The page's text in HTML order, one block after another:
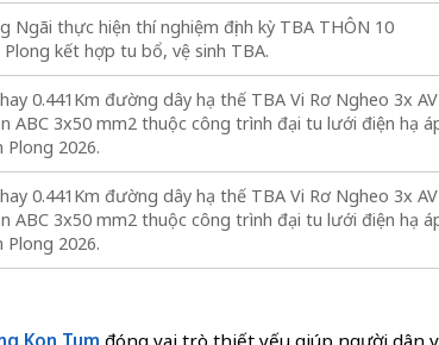
Ngãi thực hiện thí nghiệm định kỳ TBA THÔN 10
kết hợp tu bổ, vệ sinh TBA.
0.441Km đường dây hạ thế TBA Vi Rơ Ngheo 3x AV
ABC 3x50 mm2 thuộc công trình đại tu lưới điện hạ
2026.
0.441Km đường dây hạ thế TBA Vi Rơ Ngheo 3x AV
ABC 3x50 mm2 thuộc công trình đại tu lưới điện hạ
2026.